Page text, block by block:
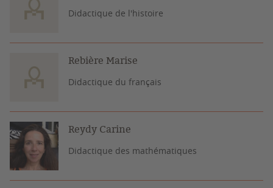
Didactique de l'histoire
Rebière Marise
Didactique du français
Reydy Carine
Didactique des mathématiques